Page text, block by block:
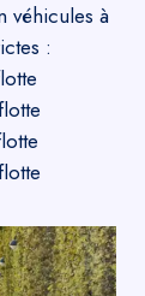
véhicules à
: